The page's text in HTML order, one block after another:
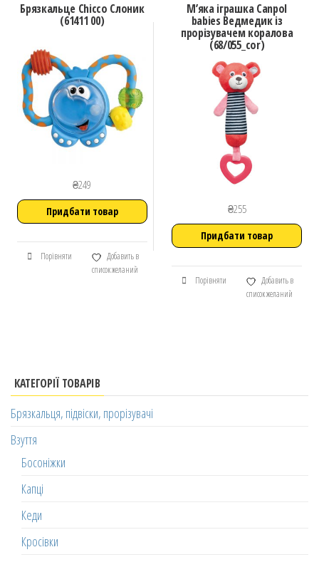
Брязкальце Chicco Слоник
(61411 00)
₴249
Придбати товар
Порівняти
Добавить в
список желаний
М’яка іграшка Canpol
babies Ведмедик iз
прорізувачем коралова
(68/055_cor)
₴255
Придбати товар
Порівняти
Добавить в
список желаний
КАТЕГОРІЇ ТОВАРІВ
Брязкальця, підвіски, прорізувачі
Взуття
Босоніжки
Капці
Кеди
Кросівки